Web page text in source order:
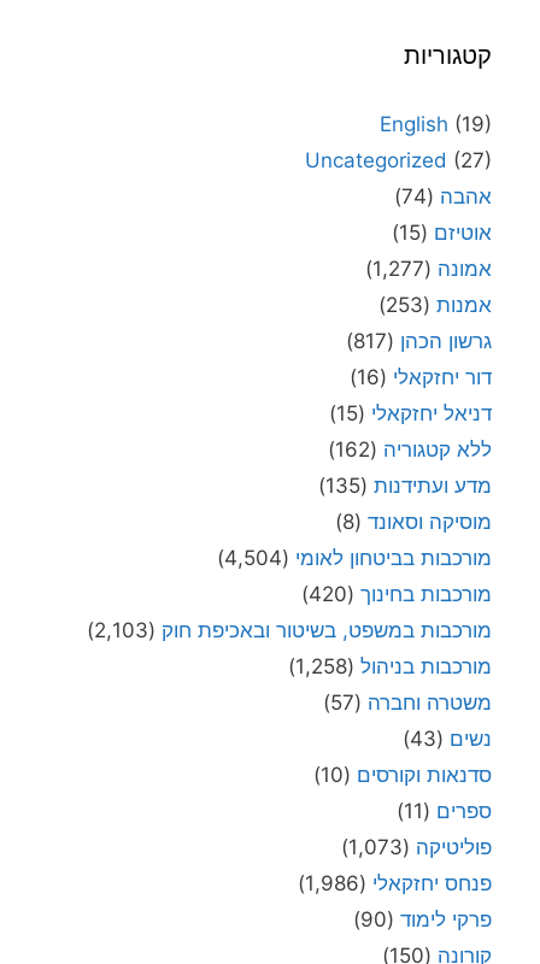
קטגוריות
English (19)
Uncategorized (27)
אהבה (74)
אוטיזם (15)
אמונה (1,277)
אמנות (253)
גרשון הכהן (817)
דור יחזקאלי (16)
דניאל יחזקאלי (15)
ללא קטגוריה (162)
מדע ועתידנות (135)
מוסיקה וסאונד (8)
מורכבות בביטחון לאומי (4,504)
מורכבות בחינוך (420)
מורכבות במשפט, בשיטור ובאכיפת חוק (2,103)
מורכבות בניהול (1,258)
משטרה וחברה (57)
נשים (43)
סדנאות וקורסים (10)
ספרים (11)
פוליטיקה (1,073)
פנחס יחזקאלי (1,986)
פרקי לימוד (90)
קורונה (150)